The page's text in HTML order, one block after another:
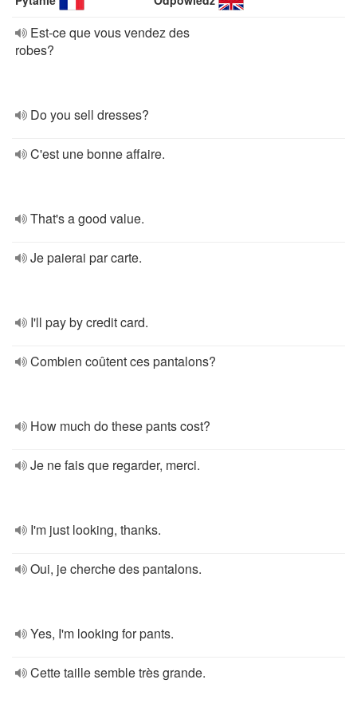
Est-ce que vous vendez des
robes?
Do you sell dresses?
C'est une bonne affaire.
That's a good value.
Je paierai par carte.
I'll pay by credit card.
Combien coûtent ces pantalons?
How much do these pants cost?
Je ne fais que regarder, merci.
I'm just looking, thanks.
Oui, je cherche des pantalons.
Yes, I'm looking for pants.
Cette taille semble très grande.